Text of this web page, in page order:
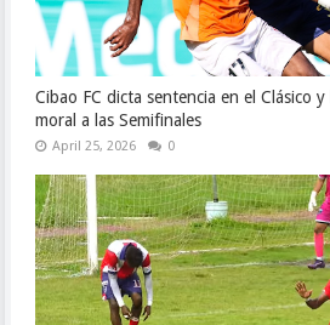
Cibao FC dicta sentencia en el Clásico
moral a las Semifinales
April 25, 2026 0